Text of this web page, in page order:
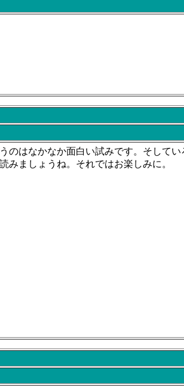
はなかなか面白い試みです。そしてい
ましょうね。それではお楽しみに。